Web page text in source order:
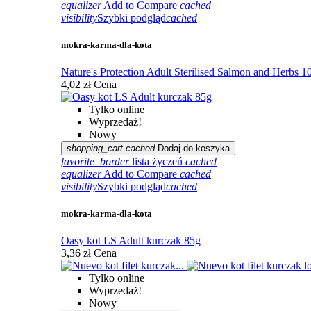
equalizer Add to Compare cached
visibilitySzybki podglądcached
mokra-karma-dla-kota
Nature's Protection Adult Sterilised Salmon and Herbs
4,02 zł Cena
Tylko online
Wyprzedaż!
Nowy
shopping_cart cached Dodaj do koszyka
favorite_border lista życzeń cached
equalizer Add to Compare cached
visibilitySzybki podglądcached
mokra-karma-dla-kota
Oasy kot LS Adult kurczak 85g
3,36 zł Cena
Tylko online
Wyprzedaż!
Nowy